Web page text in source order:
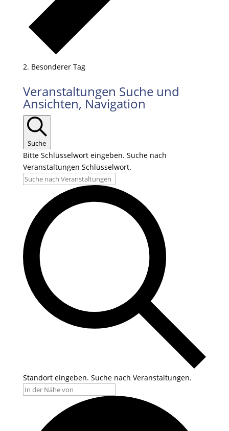
Besonderer Tag
Veranstaltungen
für
07.06.2026
Veranstaltungen Suche und
Ansichten, Navigation
Suche
Bitte Schlüsselwort eingeben. Suche nach
Veranstaltungen Schlüsselwort.
Standort eingeben. Suche nach Veranstaltungen.